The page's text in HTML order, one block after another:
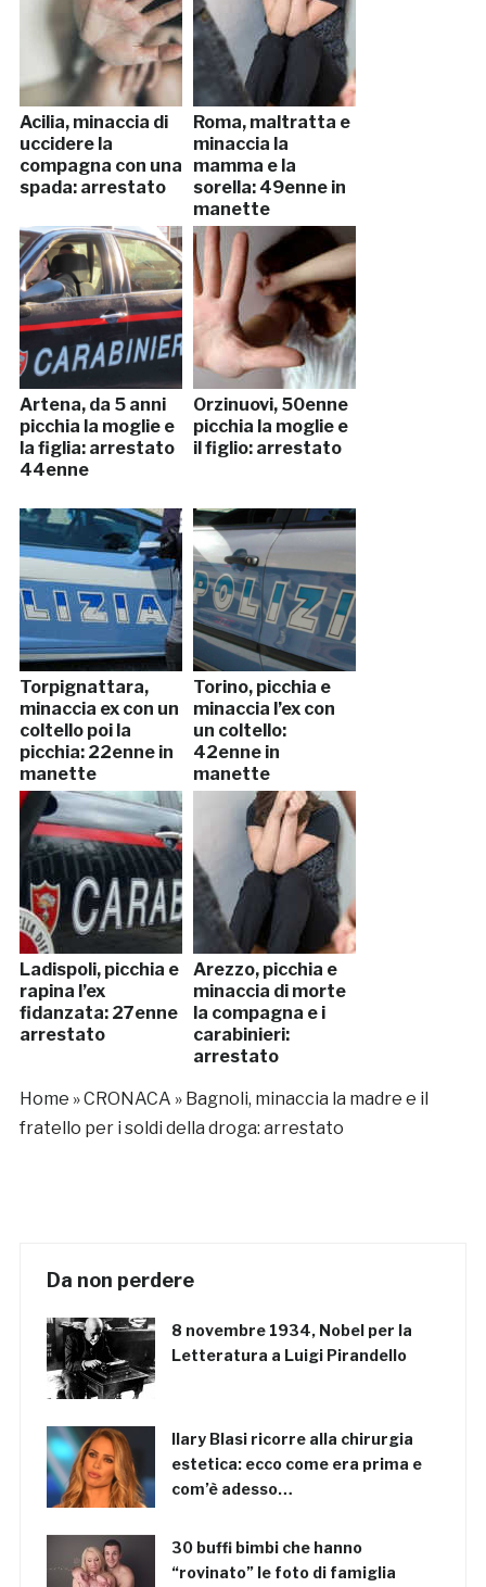
Acilia, minaccia di
uccidere la
compagna con una
spada: arrestato
Roma, maltratta e
minaccia la
mamma e la
sorella: 49enne in
manette
Artena, da 5 anni
picchia la moglie e
la figlia: arrestato
44enne
Orzinuovi, 50enne
picchia la moglie e
il figlio: arrestato
Torpignattara,
minaccia ex con un
coltello poi la
picchia: 22enne in
manette
Torino, picchia e
minaccia l’ex con
un coltello:
42enne in
manette
Ladispoli, picchia e
rapina l’ex
fidanzata: 27enne
arrestato
Arezzo, picchia e
minaccia di morte
la compagna e i
carabinieri:
arrestato
Home »CRONACA » Bagnoli, minaccia la madre e il
fratello per i soldi della droga: arrestato
Da non perdere
8 novembre 1934, Nobel per la
Letteratura a Luigi Pirandello
Ilary Blasi ricorre alla chirurgia
estetica: ecco come era prima e
com’è adesso…
30 buffi bimbi che hanno
“rovinato” le foto di famiglia